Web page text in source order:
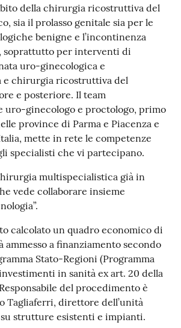
della chirurgia ricostruttiva del
sia il prolasso genitale sia per le
benigne e l’incontinenza
soprattutto per interventi di
uro-ginecologica e
e chirurgia ricostruttiva del
e posteriore. Il team
ginecologo e proctologo, primo
province di Parma e Piacenza e
mette in rete le competenze
specialisti che vi partecipano.
multispecialistica già in
vede collaborare insieme
calcolato un quadro economico di
ammesso a finanziamento secondo
Stato-Regioni (Programma
in sanità ex art. 20 della
del procedimento è
Tagliaferri, direttore dell’unità
strutture esistenti e impianti.